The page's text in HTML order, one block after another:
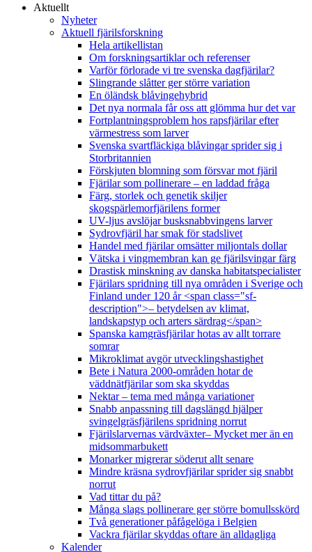
Aktuellt
Nyheter
Aktuell fjärilsforskning
Hela artikellistan
Om forskningsartiklar och referenser
Varför förlorade vi tre svenska dagfjärilar?
Slingrande slåtter ger större variation
En öländsk blåvingehybrid
Det nya normala får oss att glömma hur det var
Fortplantningsproblem hos rapsfjärilar efter
värmestress som larver
Svenska svartfläckiga blåvingar sprider sig i
Storbritannien
Förskjuten blomning som försvar mot fjäril
Fjärilar som pollinerare – en laddad fråga
Färg, storlek och genetik skiljer
skogspärlemorfjärilens former
UV-ljus avslöjar busksnabbvingens larver
Sydrovfjäril har smak för stadslivet
Handel med fjärilar omsätter miljontals dollar
Vätska i vingmembran kan ge fjärilsvingar färg
Drastisk minskning av danska habitatspecialister
Fjärilars spridning till nya områden i Sverige och
Finland under 120 år <span class="sf-
description">– betydelsen av klimat,
landskapstyp och arters särdrag</span>
Spanska kamgräsfjärilar hotas av allt torrare
somrar
Mikroklimat avgör utvecklingshastighet
Bete i Natura 2000-områden hotar de
väddnätfjärilar som ska skyddas
Nektar – tema med många variationer
Snabb anpassning till dagslängd hjälper
svingelgräsfjärilens spridning norrut
Fjärilslarvernas värdväxter– Mycket mer än en
midsommarbukett
Monarker migrerar söderut allt senare
Mindre kräsna sydrovfjärilar sprider sig snabbt
norrut
Vad tittar du på?
Många slags pollinerare ger större bomullsskörd
Två generationer påfågelöga i Belgien
Vackra fjärilar skyddas oftare än alldagliga
Kalender